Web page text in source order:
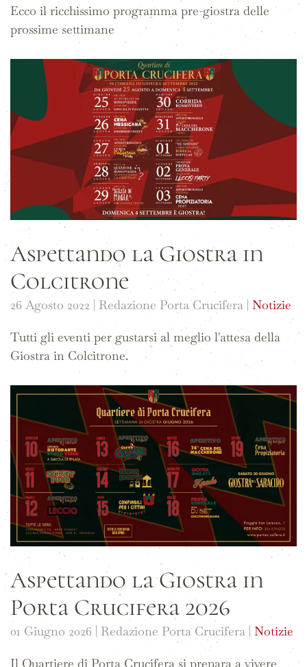
Ecco il ricchissimo programma pre-giostra delle
prossime settimane
Aspettando la Giostra in
Colcitrone
26 Agosto 2022 | Redazione Porta Crucifera | Notizie
Tutti gli eventi per gustarsi al meglio l'attesa della
Giostra in Colcitrone.
Aspettando la Giostra in
Porta Crucifera 2026
01 Giugno 2026 | Redazione Porta Crucifera | Notizie
Il Quartiere di Porta Crucifera si prepara a vivere